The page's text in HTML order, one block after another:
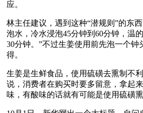
应。
林主任建议，遇到这种“潜规则”的东
泡水，冷水浸泡45分钟到60分钟，温
30分钟。”不过生姜使用前先泡一个钟
得。
生姜是生鲜食品，使用硫磺去熏制不
说，消费者在购买时要多留意，拿起
味，有酸味的话就有可能是使用硫磺